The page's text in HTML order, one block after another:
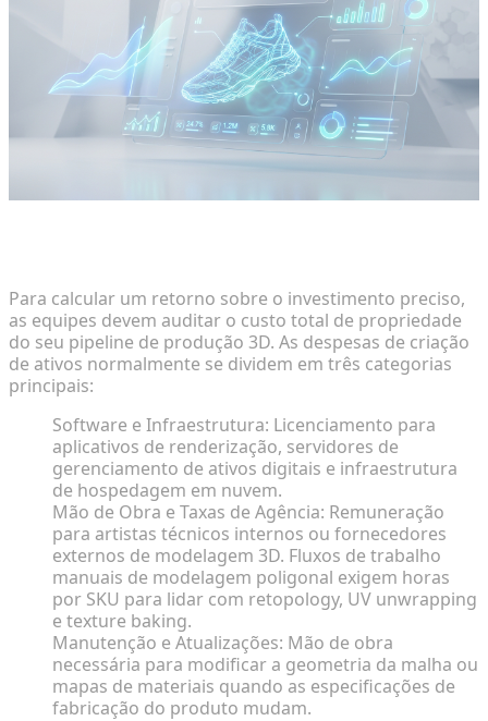
Para calcular um retorno sobre o investimento preciso,
as equipes devem auditar o custo total de propriedade
do seu pipeline de produção 3D. As despesas de criação
de ativos normalmente se dividem em três categorias
principais:
Software e Infraestrutura: Licenciamento para
aplicativos de renderização, servidores de
gerenciamento de ativos digitais e infraestrutura
de hospedagem em nuvem.
Mão de Obra e Taxas de Agência: Remuneração
para artistas técnicos internos ou fornecedores
externos de modelagem 3D. Fluxos de trabalho
manuais de modelagem poligonal exigem horas
por SKU para lidar com retopology, UV unwrapping
e texture baking.
Manutenção e Atualizações: Mão de obra
necessária para modificar a geometria da malha ou
mapas de materiais quando as especificações de
fabricação do produto mudam.